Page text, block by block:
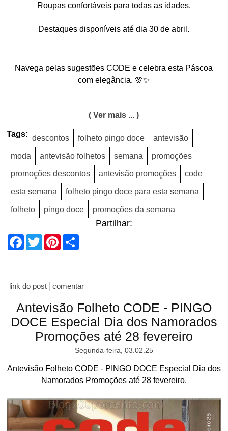
Roupas confortáveis para todas as idades.
Destaques disponíveis até dia 30 de abril.
Navega pelas sugestões CODE e celebra esta Páscoa
com elegância. 🌸✨
( Ver mais ... )
Tags: descontos folheto pingo doce antevisão
moda antevisão folhetos semana promoções
promoções descontos antevisão promoções code
esta semana folheto pingo doce para esta semana
folheto pingo doce promoções da semana
Partilhar:
Facebook
TwitterPinterest
link do post comentar
Antevisão Folheto CODE - PINGO
DOCE Especial Dia dos Namorados
Promoções até 28 fevereiro
Segunda-feira, 03.02.25
Antevisão Folheto CODE - PINGO DOCE Especial Dia dos
Namorados Promoções até 28 fevereiro,